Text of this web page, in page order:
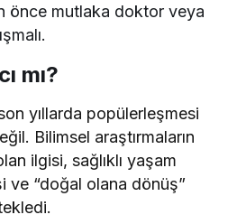
önce mutlaka doktor veya
mı?
yıllarda popülerleşmesi
Bilimsel araştırmaların
ilgisi, sağlıklı yaşam
ve “doğal olana dönüş”